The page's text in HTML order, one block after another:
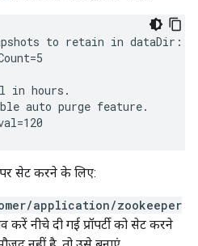
to retain in dataDir:
in hours.
auto purge feature.
सेट करने के लिए:
application/zookeeper
करें नीचे दी गई प्रॉपर्टी को सेट करने